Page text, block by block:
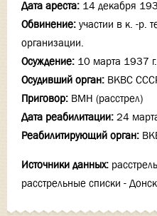
Дата ареста: 14 декабря
Обвинение: участии в к. -р.
организации.
Осуждение: 10 марта 1937 г.
Осудивший орган: ВКВС
Приговор: ВМН (расстрел)
Дата реабилитации: 24
Реабилитирующий орган:
Источники данных:
расстрельные списки -